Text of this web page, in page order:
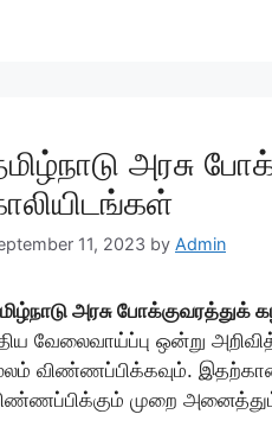
அரசு
11, 2023 by Admin
அரசு போக்குவரத்துக்
வேலைவாய்ப்பு ஒன்று
விண்ணப்பிக்கவும்.
முறை